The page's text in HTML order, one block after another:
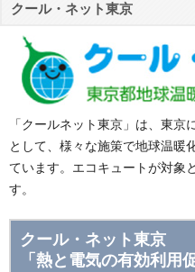
クール・ネット東京
「クールネット東京」は、東
として、様々な施策で地球温暖
ています。エコキュートが対象
す。
クール・ネット東京
「熱と電気の有効利用